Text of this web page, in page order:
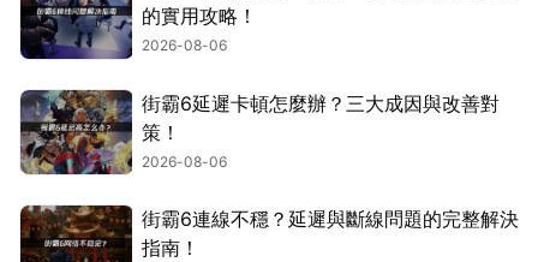
的實用攻略！
2026-08-06
街霸6延遲卡頓怎麼辦？三大成因與改善對
策！
2026-08-06
街霸6連線不穩？延遲與斷線問題的完整解決
指南！